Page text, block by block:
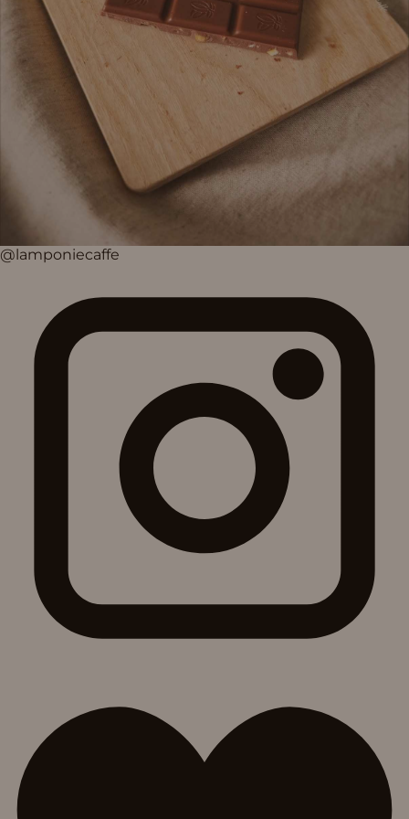
@lamponiecaffe